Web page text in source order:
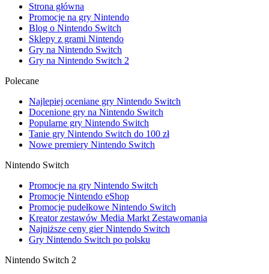
Strona główna
Promocje na gry Nintendo
Blog o Nintendo Switch
Sklepy z grami Nintendo
Gry na Nintendo Switch
Gry na Nintendo Switch 2
Polecane
Najlepiej oceniane gry Nintendo Switch
Docenione gry na Nintendo Switch
Popularne gry Nintendo Switch
Tanie gry Nintendo Switch do 100 zł
Nowe premiery Nintendo Switch
Nintendo Switch
Promocje na gry Nintendo Switch
Promocje Nintendo eShop
Promocje pudełkowe Nintendo Switch
Kreator zestawów Media Markt Zestawomania
Najniższe ceny gier Nintendo Switch
Gry Nintendo Switch po polsku
Nintendo Switch 2